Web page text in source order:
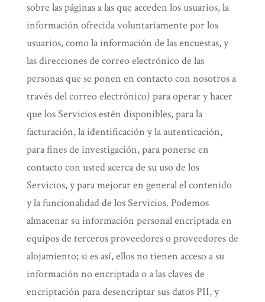
sobre las páginas a las que acceden los usuarios, la
información ofrecida voluntariamente por los
usuarios, como la información de las encuestas, y
las direcciones de correo electrónico de las
personas que se ponen en contacto con nosotros a
través del correo electrónico) para operar y hacer
que los Servicios estén disponibles, para la
facturación, la identificación y la autenticación,
para fines de investigación, para ponerse en
contacto con usted acerca de su uso de los
Servicios, y para mejorar en general el contenido
y la funcionalidad de los Servicios. Podemos
almacenar su información personal encriptada en
equipos de terceros proveedores o proveedores de
alojamiento; si es así, ellos no tienen acceso a su
información no encriptada o a las claves de
encriptación para desencriptar sus datos PII, y